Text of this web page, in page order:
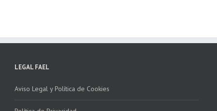
LEGAL FAEL
Aviso Legal y Política de Cookies